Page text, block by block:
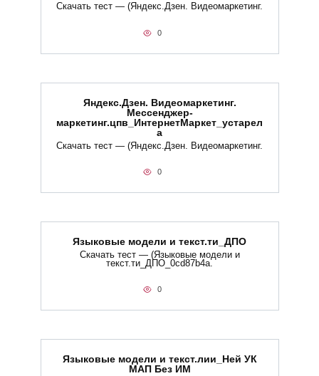
Скачать тест — (Яндекс.Дзен. Видеомаркетинг.
0
Яндекс.Дзен. Видеомаркетинг.
Мессенджер-
маркетинг.цпв_ИнтернетМаркет_устарел
а
Скачать тест — (Яндекс.Дзен. Видеомаркетинг.
0
Языковые модели и текст.ти_ДПО
Скачать тест — (Языковые модели и
текст.ти_ДПО_0cd87b4a.
0
Языковые модели и текст.лии_Ней УК
МАП Без ИМ